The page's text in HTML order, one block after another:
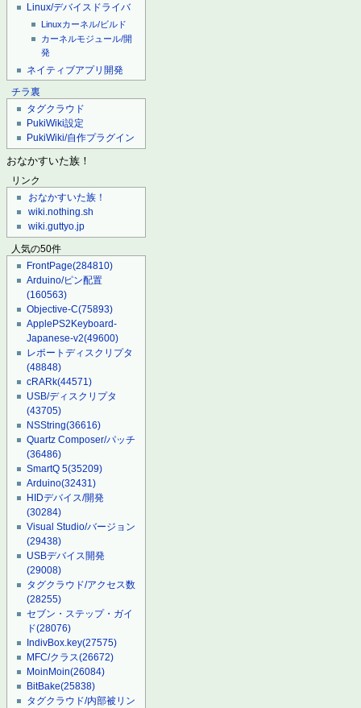
Linux/デバイスドライバ
Linuxカーネル/ビルド
カーネルモジュール/開
発
ネイティブアプリ開発
チラ裏
タグクラウド
PukiWiki設定
PukiWiki/自作プラグイン
おなかすいた族！
リンク
おなかすいた族！
wiki.nothing.sh
wiki.guttyo.jp
人気の50件
FrontPage(284810)
Arduino/ピン配置
(160563)
Objective-C(75893)
ApplePS2Keyboard-
Japanese-v2(49600)
レポートディスクリプタ
(48848)
cRARk(44571)
USB/ディスクリプタ
(43705)
NSString(36616)
Quartz Composer/パッチ
(36486)
SmartQ 5(35209)
Arduino(32431)
HIDデバイス/開発
(30284)
Visual Studio/バージョン
(29438)
USBデバイス開発
(29008)
タグクラウド/アクセス数
(28255)
セブン・ステップ・ガイ
ド(28076)
IndivBox.key(27575)
MFC/クラス(26672)
MoinMoin(26084)
BitBake(25838)
タグクラウド/内部被リン